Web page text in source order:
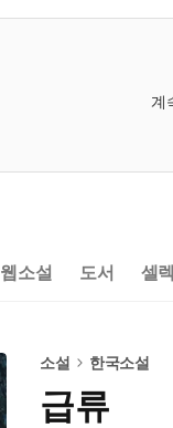
계
웹소설 도서 셀
소설 한국소설
급류